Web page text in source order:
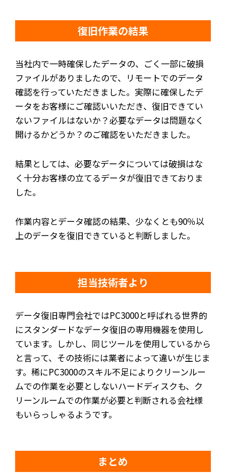
復旧作業の結果
当社内で一時確保したデータの、ごく一部に破損
ファイルがありましたので、リモートでのデータ
確認を行っていただきました。実際に確保したデ
ータをお客様にご確認いいただき、復旧できてい
ないファイルはないか？必要なデータは問題なく
開けるかどうか？のご確認をいただきました。
結果としては、必要なデータについては破損はな
く十分お客様の立てるデータが復旧できておりま
した。
作業内容とデータ確認の結果、少なくとも90％以
上のデータを復旧できていると判断しました。
担当技術者より
データ復旧専門会社ではPC3000と呼ばれる世界的
にスタンダードなデータ復旧の専用機器を使用し
ています。しかし、同じツールを使用しているから
と言って、その技術には業者によって違いが生じま
す。稀にPC3000のスキル不足によりクリーンルー
ムでの作業を必要としないハードディスクも、ク
リーンルームでの作業が必要と判断される会社様
もいらっしゃるようです。
まとめ